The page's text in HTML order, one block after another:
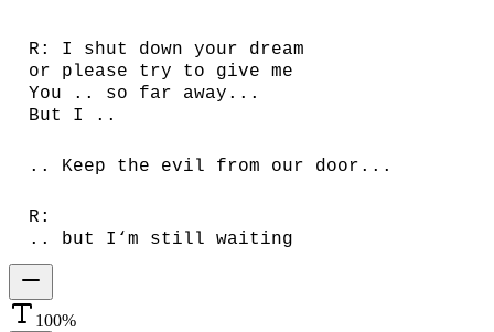
R: I shut down your dream
or please try to give me
You .. so far away...
But I ..
.. Keep the evil from our door...
R:
.. but I‘m still waiting
100%